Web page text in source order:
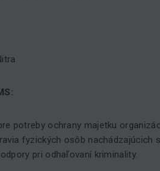
potreby ochrany majetku
fyzických osôb nachádzajúcich
pri odhaľovaní kriminality.